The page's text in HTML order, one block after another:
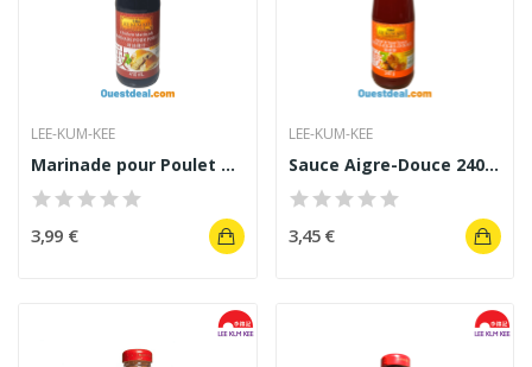
LEE-KUM-KEE
Marinade pour Poulet de Lee Kum Kee - 410 mL
3,99 €
LEE-KUM-KEE
Sauce Aigre-Douce 240 g- LEE KUM KEE
3,45 €